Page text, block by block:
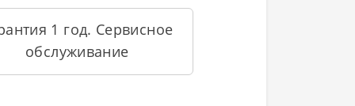
1 год. Сервисное
обслуживание